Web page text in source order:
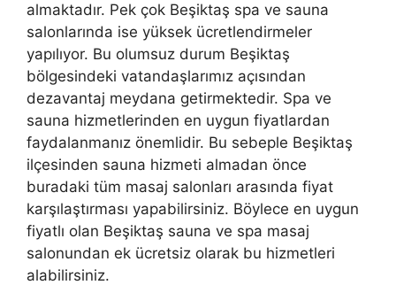
almaktadır. Pek çok Beşiktaş spa ve sauna
salonlarında ise yüksek ücretlendirmeler
yapılıyor. Bu olumsuz durum Beşiktaş
bölgesindeki vatandaşlarımız açısından
dezavantaj meydana getirmektedir. Spa ve
sauna hizmetlerinden en uygun fiyatlardan
faydalanmanız önemlidir. Bu sebeple Beşiktaş
ilçesinden sauna hizmeti almadan önce
buradaki tüm masaj salonları arasında fiyat
karşılaştırması yapabilirsiniz. Böylece en uygun
fiyatlı olan Beşiktaş sauna ve spa masaj
salonundan ek ücretsiz olarak bu hizmetleri
alabilirsiniz.